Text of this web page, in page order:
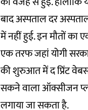
बाद अस्पताल दर
में नहीं हुई. इन मौतों का
एक तरफ जहां योगी
की शुरुआत में द प्रिंट
सकने वाला ऑक्सीजन
लगाया जा सकता है.